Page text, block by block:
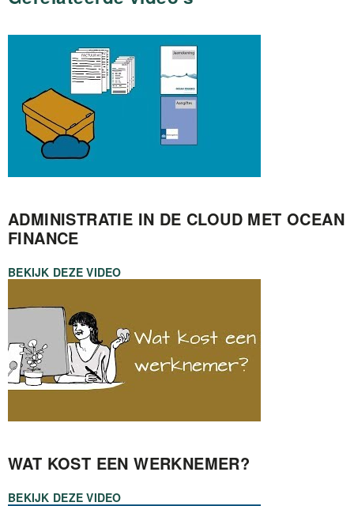
ADMINISTRATIE IN DE CLOUD MET OCEAN
FINANCE
BEKIJK DEZE VIDEO
WAT KOST EEN WERKNEMER?
BEKIJK DEZE VIDEO